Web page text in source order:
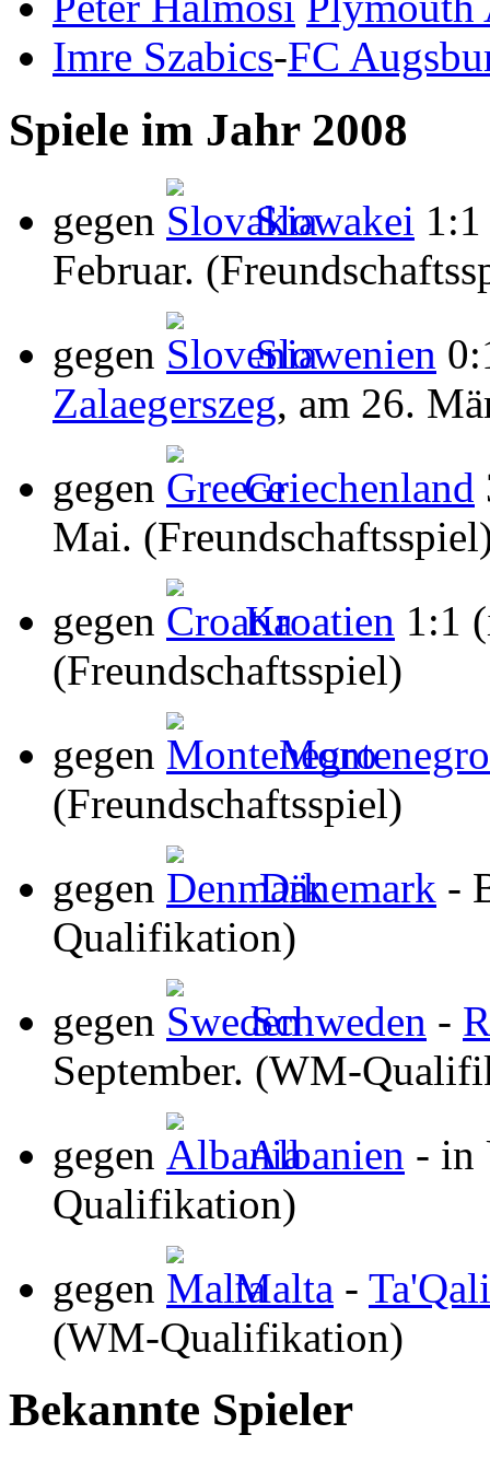
Imre Szabics-FC
Spiele im Jahr 2008
gegen Slowakei
Februar.
gegen
Slowenien
Zalaegerszeg, am 26.
gegen
Griechenland
Mai.
gegen
Kroatien 1:1
(Freundschaftsspiel)
gegen
Montenegro
(Freundschaftsspiel)
gegen
Dänemark -
Qualifikation)
gegen
Schweden -
September. (WM-
gegen
Albanien - in
Qualifikation)
gegen
Malta -
(WM-Qualifikation)
Bekannte Spieler